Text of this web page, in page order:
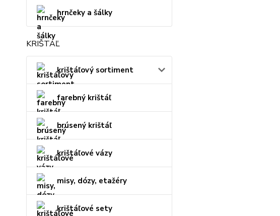
hrnčeky a šálky
KRIŠTÁĽ
krištáľový sortiment
farebný krištáľ
brúsený krištáľ
krištáľové vázy
misy, dózy, etažéry
krištáľové sety